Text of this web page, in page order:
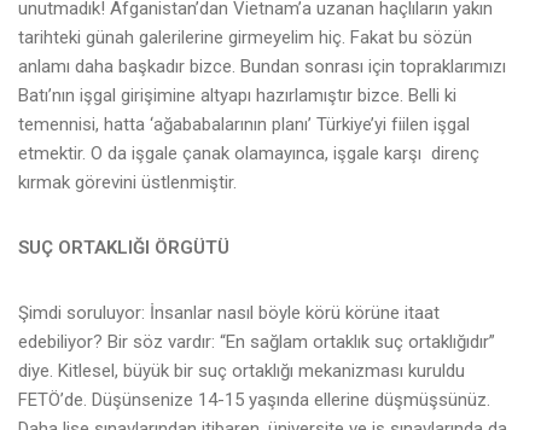
unutmadık! Afganistan’dan Vietnam’a uzanan haçlıların yakın
tarihteki günah galerilerine girmeyelim hiç. Fakat bu sözün
anlamı daha başkadır bizce. Bundan sonrası için topraklarımızı
Batı’nın işgal girişimine altyapı hazırlamıştır bizce. Belli ki
temennisi, hatta ‘ağababalarının planı’ Türkiye’yi fiilen işgal
etmektir. O da işgale çanak olamayınca, işgale karşı direnç
kırmak görevini üstlenmiştir.
SUÇ ORTAKLIĞI ÖRGÜTÜ
Şimdi soruluyor: İnsanlar nasıl böyle körü körüne itaat
edebiliyor? Bir söz vardır: “En sağlam ortaklık suç ortaklığıdır”
diye. Kitlesel, büyük bir suç ortaklığı mekanizması kuruldu
FETÖ’de. Düşünsenize 14-15 yaşında ellerine düşmüşsünüz.